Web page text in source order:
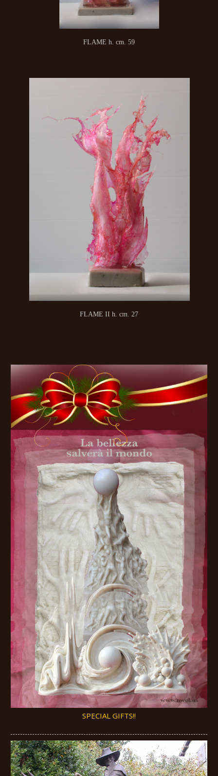
FLAME h. cm. 59
FLAME II h. cm. 27
SPECIAL GIFTS!!